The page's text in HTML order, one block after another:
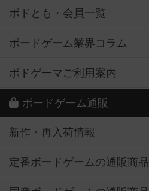
ボドとも・会員一覧
ボードゲーム業界コラム
ボドゲーマご利用案内
ボードゲーム通販
新作・再入荷情報
定番ボードゲームの通販商品